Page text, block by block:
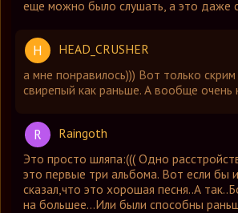
еще можно было слушать, а это даже
H
HEAD_CRUSHER
а мне понравилось))) Вот только
свирепый как раньше. А вообще очень
R
Raingoth
Это просто шляпа:((( Одно
это первые три альбома. Вот если бы
сказал,что это хорошая песня..А
на большее...Или были способны